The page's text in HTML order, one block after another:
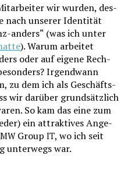
wir wur­den, des­
nach unse­rer Iden­ti­tät
anders“ (was ich unter
). War­um arbei­tet
oder auf eige­ne Rech­
Irgend­wann
zu dem ich als Geschäfts­
wir dar­über grund­sätz­lich
So kam das eine zum
ein attrak­ti­ves Ange­
Group IT, wo ich seit
unter­wegs war.